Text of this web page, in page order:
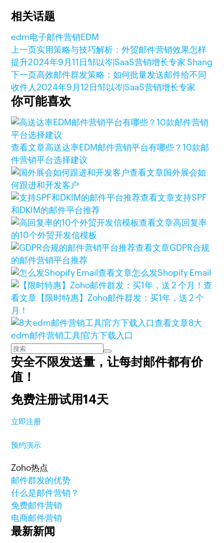
相关话题
edm电子邮件营销 EDM
上一页实用策略与技巧解析：外贸邮件营销效果怎样
提升2024年9月11日邹以岑|SaaS营销增长专家 Shang
下一页高效邮件群发策略：如何批量发送邮件给不同
收件人2024年9月12日邹以岑|SaaS营销增长专家
你可能喜欢
查看文章高送达率EDM邮件营销平台有哪些？10款邮
件营销平台选择建议
查看文章国外展会如
何跟进和开发客户
查看文章支持SPF
和DKIM的邮件平台推荐
查看文章高回复率
的10个外贸开发信模板
查看文章GDPR合规
的邮件营销平台推荐
查看文章怎么发Shopify Email
查
看文章 【限时特惠】Zoho邮件群发：买1年，送 2 个
月！
查看文章8大
edm邮件营销工具|官方下载入口
安全不限发送量，让每封邮件都有价
值！
免费注册试用14天
立即注册
预约演示
Zoho热点
邮件群发的优势
什么是邮件营销？
免费邮件营销
电商邮件营销
最新新闻